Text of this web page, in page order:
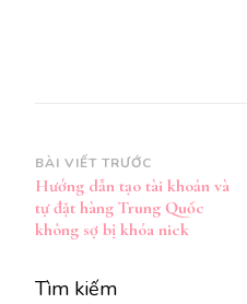
Điều
hướng
bài
BÀI VIẾT TRƯỚC
Hướng dẫn tạo tài khoản và
tự đặt hàng Trung Quốc
không sợ bị khóa nick
Tìm kiếm